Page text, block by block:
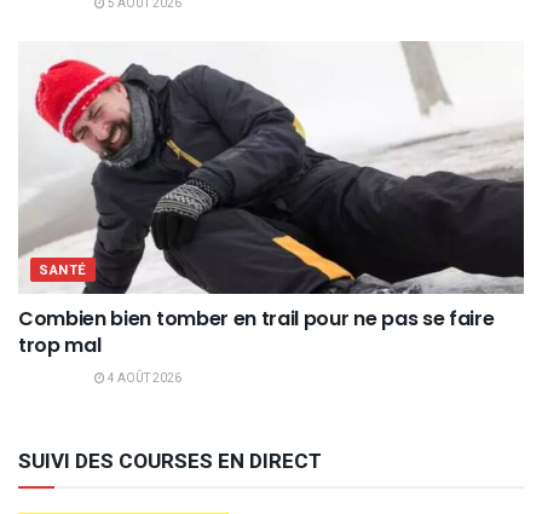
5 AOÛT 2026
SANTÉ
Combien bien tomber en trail pour ne pas se faire
trop mal
4 AOÛT 2026
SUIVI DES COURSES EN DIRECT